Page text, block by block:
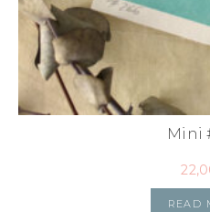
Mini
READ